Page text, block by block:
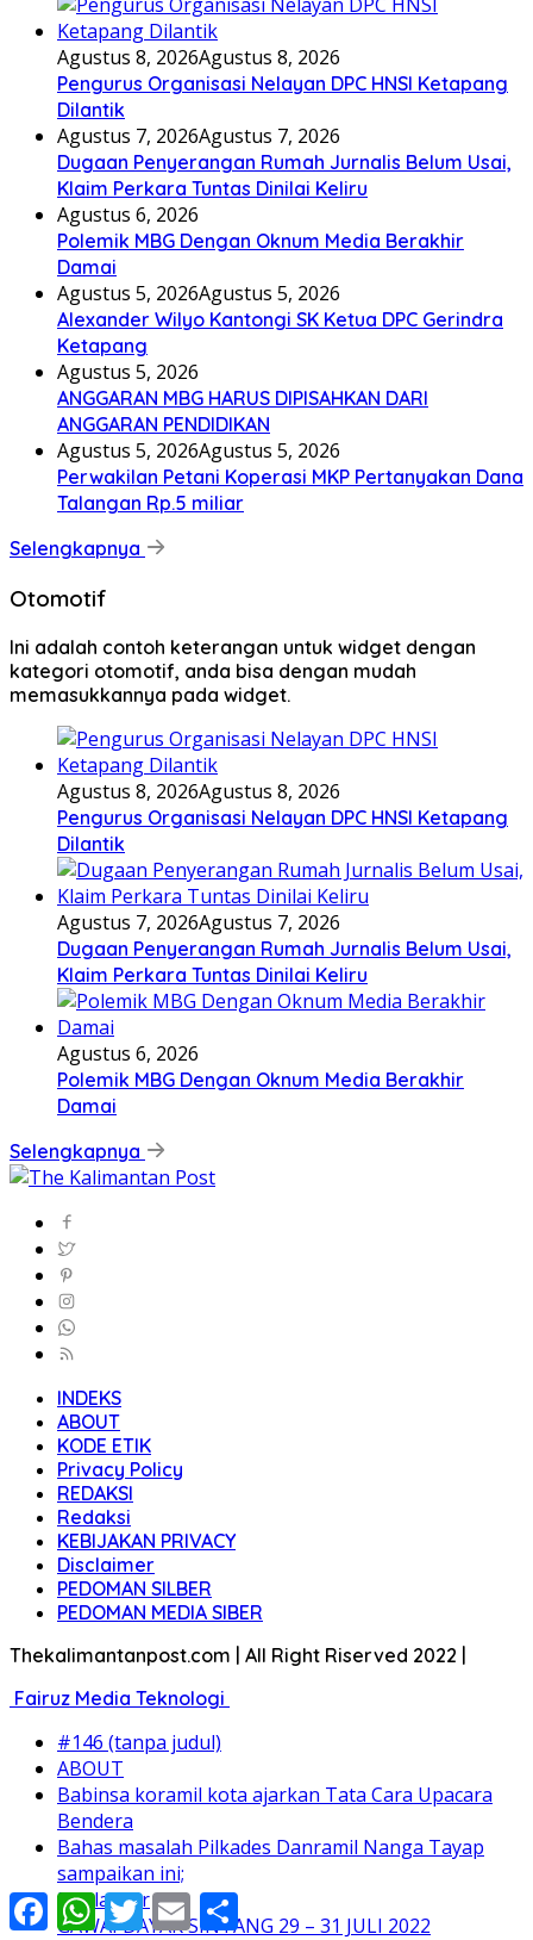
Agustus 8, 2026Agustus 8, 2026
Pengurus Organisasi Nelayan DPC HNSI Ketapang
Dilantik
Agustus 7, 2026Agustus 7, 2026
Dugaan Penyerangan Rumah Jurnalis Belum Usai,
Klaim Perkara Tuntas Dinilai Keliru
Agustus 6, 2026
Polemik MBG Dengan Oknum Media Berakhir
Damai
Agustus 5, 2026Agustus 5, 2026
Alexander Wilyo Kantongi SK Ketua DPC Gerindra
Ketapang
Agustus 5, 2026
ANGGARAN MBG HARUS DIPISAHKAN DARI
ANGGARAN PENDIDIKAN
Agustus 5, 2026Agustus 5, 2026
Perwakilan Petani Koperasi MKP Pertanyakan Dana
Talangan Rp.5 miliar
Selengkapnya
Otomotif
Ini adalah contoh keterangan untuk widget dengan
kategori otomotif, anda bisa dengan mudah
memasukkannya pada widget.
Agustus 8, 2026Agustus 8, 2026
Pengurus Organisasi Nelayan DPC HNSI Ketapang
Dilantik
Agustus 7, 2026Agustus 7, 2026
Dugaan Penyerangan Rumah Jurnalis Belum Usai,
Klaim Perkara Tuntas Dinilai Keliru
Agustus 6, 2026
Polemik MBG Dengan Oknum Media Berakhir
Damai
Selengkapnya
INDEKS
ABOUT
KODE ETIK
Privacy Policy
REDAKSI
Redaksi
KEBIJAKAN PRIVACY
Disclaimer
PEDOMAN SILBER
PEDOMAN MEDIA SIBER
Thekalimantanpost.com | All Right Riserved 2022 |
Fairuz Media Teknologi
#146 (tanpa judul)
ABOUT
Babinsa koramil kota ajarkan Tata Cara Upacara
Bendera
Bahas masalah Pilkades Danramil Nanga Tayap
sampaikan ini;
Disclaimer
GAWAI DAYAK SINTANG 29 – 31 JULI 2022
FacebookWhatsApp
TwitterEmail